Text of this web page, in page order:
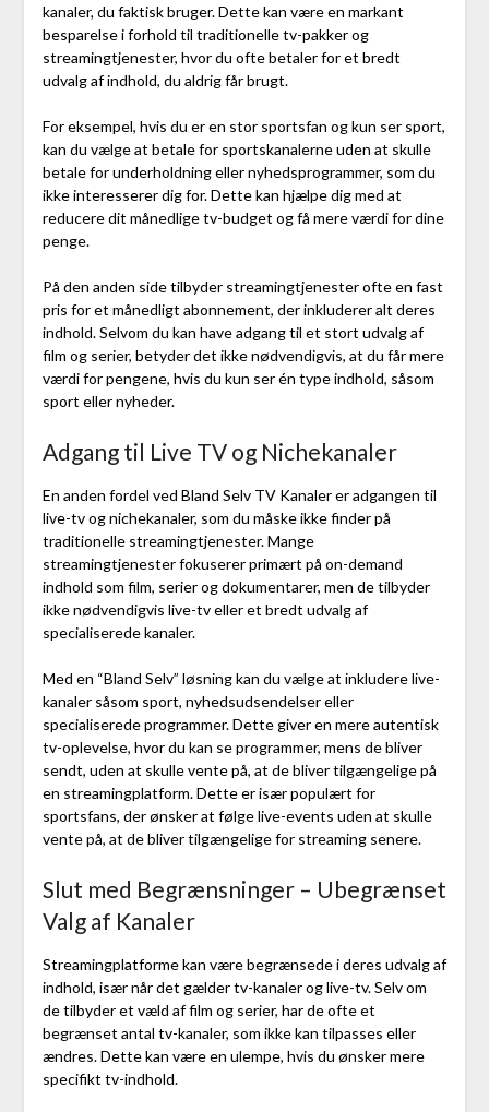
kanaler, du faktisk bruger. Dette kan være en markant
besparelse i forhold til traditionelle tv-pakker og
streamingtjenester, hvor du ofte betaler for et bredt
udvalg af indhold, du aldrig får brugt.
For eksempel, hvis du er en stor sportsfan og kun ser sport,
kan du vælge at betale for sportskanalerne uden at skulle
betale for underholdning eller nyhedsprogrammer, som du
ikke interesserer dig for. Dette kan hjælpe dig med at
reducere dit månedlige tv-budget og få mere værdi for dine
penge.
På den anden side tilbyder streamingtjenester ofte en fast
pris for et månedligt abonnement, der inkluderer alt deres
indhold. Selvom du kan have adgang til et stort udvalg af
film og serier, betyder det ikke nødvendigvis, at du får mere
værdi for pengene, hvis du kun ser én type indhold, såsom
sport eller nyheder.
Adgang til Live TV og Nichekanaler
En anden fordel ved Bland Selv TV Kanaler er adgangen til
live-tv og nichekanaler, som du måske ikke finder på
traditionelle streamingtjenester. Mange
streamingtjenester fokuserer primært på on-demand
indhold som film, serier og dokumentarer, men de tilbyder
ikke nødvendigvis live-tv eller et bredt udvalg af
specialiserede kanaler.
Med en “Bland Selv” løsning kan du vælge at inkludere live-
kanaler såsom sport, nyhedsudsendelser eller
specialiserede programmer. Dette giver en mere autentisk
tv-oplevelse, hvor du kan se programmer, mens de bliver
sendt, uden at skulle vente på, at de bliver tilgængelige på
en streamingplatform. Dette er især populært for
sportsfans, der ønsker at følge live-events uden at skulle
vente på, at de bliver tilgængelige for streaming senere.
Slut med Begrænsninger – Ubegrænset
Valg af Kanaler
Streamingplatforme kan være begrænsede i deres udvalg af
indhold, især når det gælder tv-kanaler og live-tv. Selv om
de tilbyder et væld af film og serier, har de ofte et
begrænset antal tv-kanaler, som ikke kan tilpasses eller
ændres. Dette kan være en ulempe, hvis du ønsker mere
specifikt tv-indhold.